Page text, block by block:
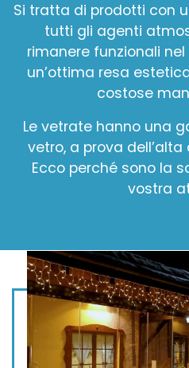
Si tratta di prodotti con
tutti gli agenti
rimanere funzionali
un’ottima resa
costose
Le vetrate hanno una
vetro, a prova
Ecco perché sono la
vostra